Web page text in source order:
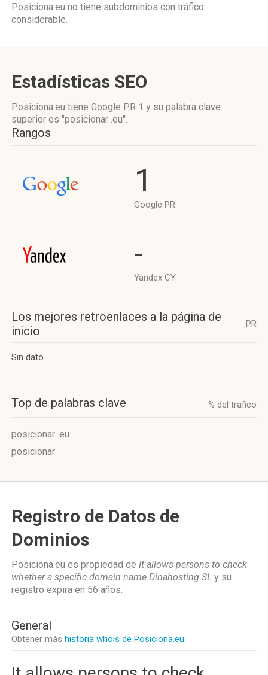
Posiciona.eu no tiene subdominios con tráfico
considerable.
Estadísticas SEO
Posiciona.eu tiene Google PR 1 y su palabra clave
superior es "posicionar .eu".
Rangos
1
Google PR
-
Yandex CY
Los mejores retroenlaces a la página de
inicio
PR
Sin dato
Top de palabras clave % del trafico
posicionar .eu
posicionar
Registro de Datos de
Dominios
Posiciona.eu es propiedad de It allows persons to check
whether a specific domain name Dinahosting SL y su
registro expira en 56 años.
General
Obtener más historia whois de Posiciona.eu